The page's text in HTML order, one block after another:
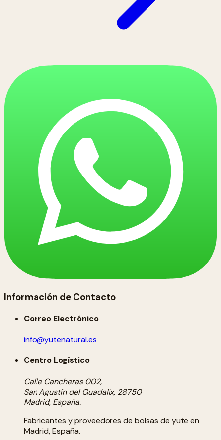
Información de Contacto
Correo Electrónico
info@yutenatural.es
Centro Logístico
Calle Cancheras 002,
San Agustín del Guadalix, 28750
Madrid, España.
Fabricantes y proveedores de bolsas de yute en
Madrid, España.